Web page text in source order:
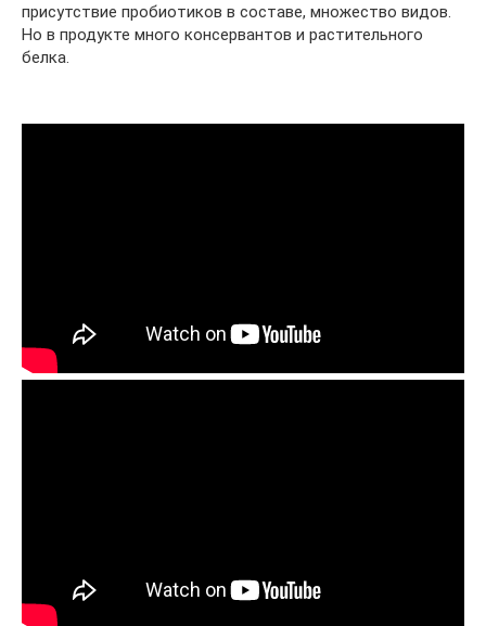
присутствие пробиотиков в составе, множество видов.
Но в продукте много консервантов и растительного
белка.